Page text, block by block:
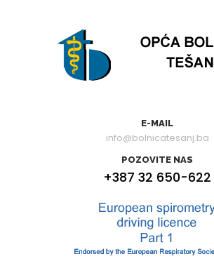
E-MAIL
info@bolnicatesanj.ba
POZOVITE NAS
+387 32 650-622